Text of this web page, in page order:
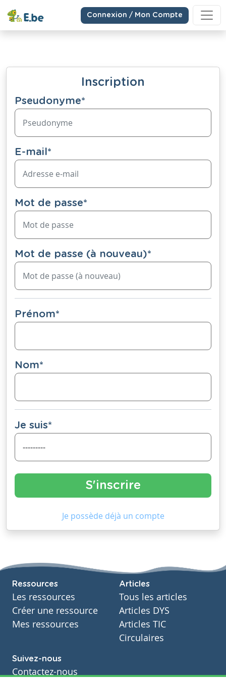
Connexion / Mon Compte
Inscription
Pseudonyme*
E-mail*
Mot de passe*
Mot de passe (à nouveau)*
Prénom*
Nom*
Je suis*
Je possède déjà un compte
Ressources
Les ressources
Créer une ressource
Mes ressources
Articles
Tous les articles
Articles DYS
Articles TIC
Circulaires
Suivez-nous
Contactez-nous